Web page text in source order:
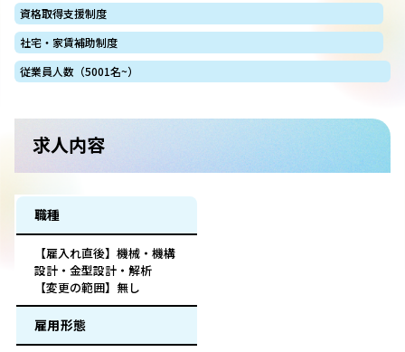
資格取得支援制度
社宅・家賃補助制度
従業員人数（5001名~）
求人内容
職種
【雇入れ直後】機械・機構
設計・金型設計・解析
【変更の範囲】無し
雇用形態